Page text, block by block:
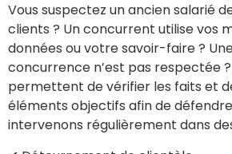
Vous suspectez un ancien salarié
clients ? Un concurrent utilise vos
données ou votre savoir-faire ?
concurrence n’est pas respectée
permettent de vérifier les faits et
éléments objectifs afin de
intervenons régulièrement dans